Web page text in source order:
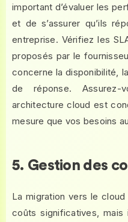
important d’évaluer les
et de s’assurer qu’ils
entreprise. Vérifiez les
proposés par le
concerne la disponibilité,
de réponse. Assurez-
architecture cloud est
mesure que vos besoins
5. Gestion des
La migration vers le
coûts significatives,